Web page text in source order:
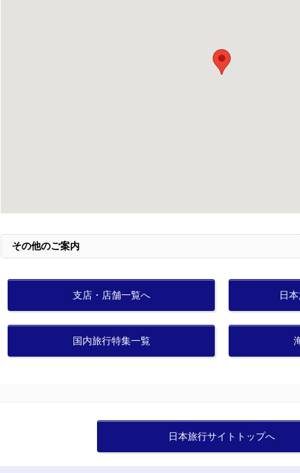
その他のご案内
支店・店舗一覧へ
国内旅行特集一覧
日
日本旅行サイトトップへ